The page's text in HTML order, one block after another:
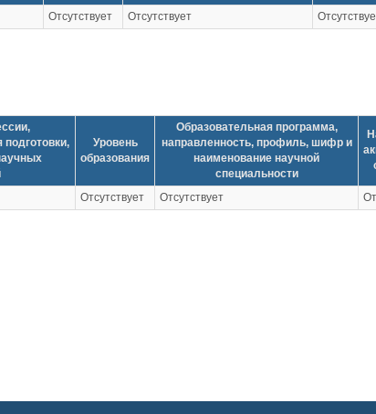
Отсутствует Отсутствует
подготовки,
Уровень
образования
Образовательная программа,
направленность, профиль, шифр и
наименование научной
специальности
Отсутствует Отсутствует